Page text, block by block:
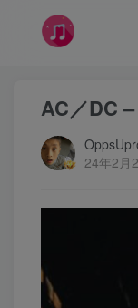
AC／DC
24年2月